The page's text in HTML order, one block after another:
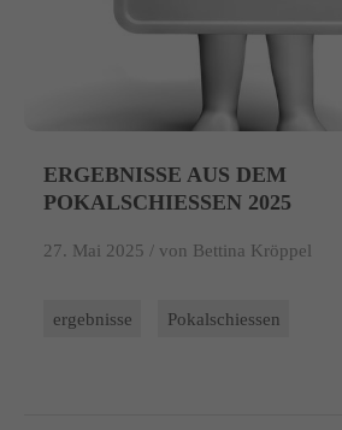
ERGEBNISSE AUS DEM
POKALSCHIESSEN 2025
27. Mai 2025 / von Bettina Kröppel
ergebnisse Pokalschiessen